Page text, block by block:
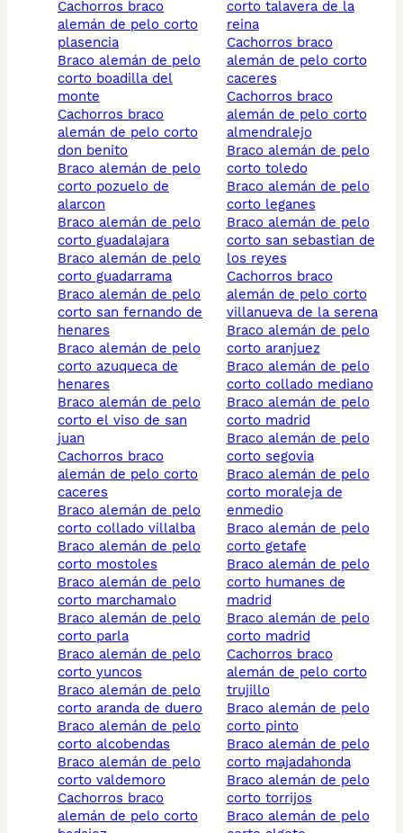
cachorros braco
alemán de pelo corto
plasencia
braco alemán de pelo
corto boadilla del
monte
cachorros braco
alemán de pelo corto
don benito
braco alemán de pelo
corto pozuelo de
alarcon
braco alemán de pelo
corto guadalajara
braco alemán de pelo
corto guadarrama
braco alemán de pelo
corto san fernando de
henares
braco alemán de pelo
corto azuqueca de
henares
braco alemán de pelo
corto el viso de san
juan
cachorros braco
alemán de pelo corto
caceres
braco alemán de pelo
corto collado villalba
braco alemán de pelo
corto mostoles
braco alemán de pelo
corto marchamalo
braco alemán de pelo
corto parla
braco alemán de pelo
corto yuncos
braco alemán de pelo
corto aranda de duero
braco alemán de pelo
corto alcobendas
braco alemán de pelo
corto valdemoro
cachorros braco
alemán de pelo corto
corto talavera de la
reina
cachorros braco
alemán de pelo corto
caceres
cachorros braco
alemán de pelo corto
almendralejo
braco alemán de pelo
corto toledo
braco alemán de pelo
corto leganes
braco alemán de pelo
corto san sebastian de
los reyes
cachorros braco
alemán de pelo corto
villanueva de la serena
braco alemán de pelo
corto aranjuez
braco alemán de pelo
corto collado mediano
braco alemán de pelo
corto madrid
braco alemán de pelo
corto segovia
braco alemán de pelo
corto moraleja de
enmedio
braco alemán de pelo
corto getafe
braco alemán de pelo
corto humanes de
madrid
braco alemán de pelo
corto madrid
cachorros braco
alemán de pelo corto
trujillo
braco alemán de pelo
corto pinto
braco alemán de pelo
corto majadahonda
braco alemán de pelo
corto torrijos
braco alemán de pelo